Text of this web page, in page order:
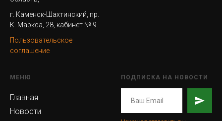
г. Каменск-Шахтинский, пр.
К. Маркса, 28, кабинет № 9.
Пользовательское
соглашение
МЕНЮ
Главная
Новости
ПОДПИСКА НА НОВОСТИ